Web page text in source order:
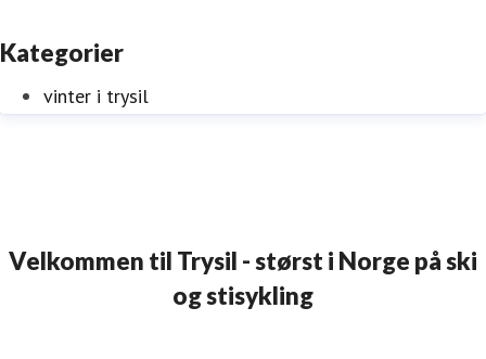
Kategorier
vinter i trysil
Velkommen til Trysil - størst i Norge på ski
og stisykling